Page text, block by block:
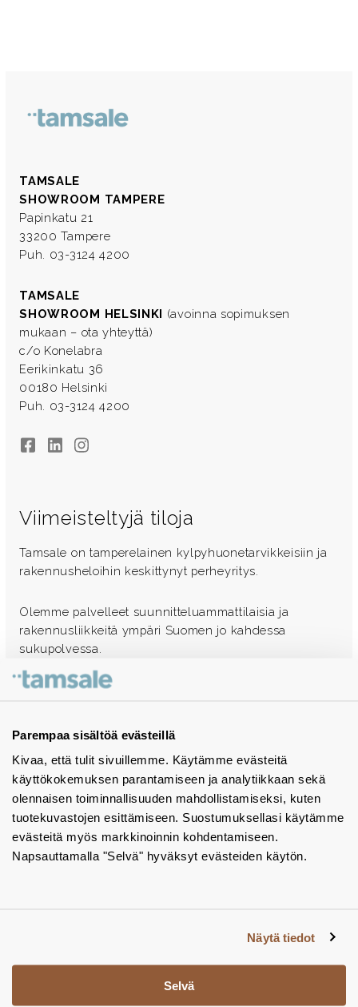
Parempaa sisältöä evästeillä
Kivaa, että tulit sivuillemme. Käytämme evästeitä
käyttökokemuksen parantamiseen ja analytiikkaan sekä
olennaisen toiminnallisuuden mahdollistamiseksi, kuten
tuotekuvastojen esittämiseen. Suostumuksellasi käytämme
evästeitä myös markkinoinnin kohdentamiseen.
Napsauttamalla "Selvä" hyväksyt evästeiden käytön.
Näytä tiedot
Selvä
TAMSALE
SHOWROOM TAMPERE
Papinkatu 21
33200 Tampere
Puh. 03-3124 4200
TAMSALE
SHOWROOM HELSINKI (avoinna sopimuksen
mukaan – ota yhteyttä)
c/o Konelabra
Eerikinkatu 36
00180 Helsinki
Puh. 03-3124 4200
FacebookLinkedInInstagram
Viimeisteltyjä tiloja
Tamsale on tamperelainen kylpyhuonetarvikkeisiin ja
rakennusheloihin keskittynyt perheyritys.
Olemme palvelleet suunnitteluammattilaisia ja
rakennusliikkeitä ympäri Suomen jo kahdessa
sukupolvessa.
Ota yhteyttä - autamme mielellämme
Tuotekuvastot
Instagram
BIM-objektit
Yhteystiedot
Tiedotteet